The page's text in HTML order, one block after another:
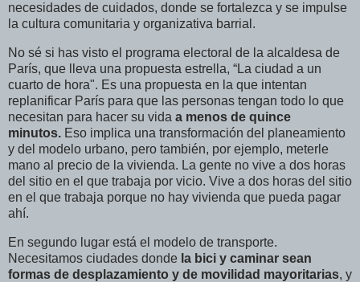
necesidades de cuidados, donde se fortalezca y se impulse
la cultura comunitaria y organizativa barrial.
No sé si has visto el programa electoral de la alcaldesa de
París, que lleva una propuesta estrella, “La ciudad a un
cuarto de hora". Es una propuesta en la que intentan
replanificar París para que las personas tengan todo lo que
necesitan para hacer su vida a menos de quince
minutos. Eso implica una transformación del planeamiento
y del modelo urbano, pero también, por ejemplo, meterle
mano al precio de la vivienda. La gente no vive a dos horas
del sitio en el que trabaja por vicio. Vive a dos horas del sitio
en el que trabaja porque no hay vivienda que pueda pagar
ahí.
En segundo lugar está el modelo de transporte.
Necesitamos ciudades donde la bici y caminar sean
formas de desplazamiento y de movilidad mayoritarias, y